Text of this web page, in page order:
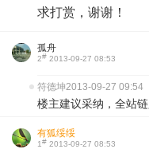
求打赏，谢谢！
孤舟
2# 2013-09-27 08:53
符德坤2013-09-27 09:54
楼主建议采纳，全站
有狐绥绥
1# 2013-09-27 08:53